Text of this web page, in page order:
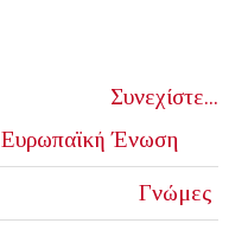
Συνεχίστε...
Ευρωπαϊκή Ένωση
Γνώμες